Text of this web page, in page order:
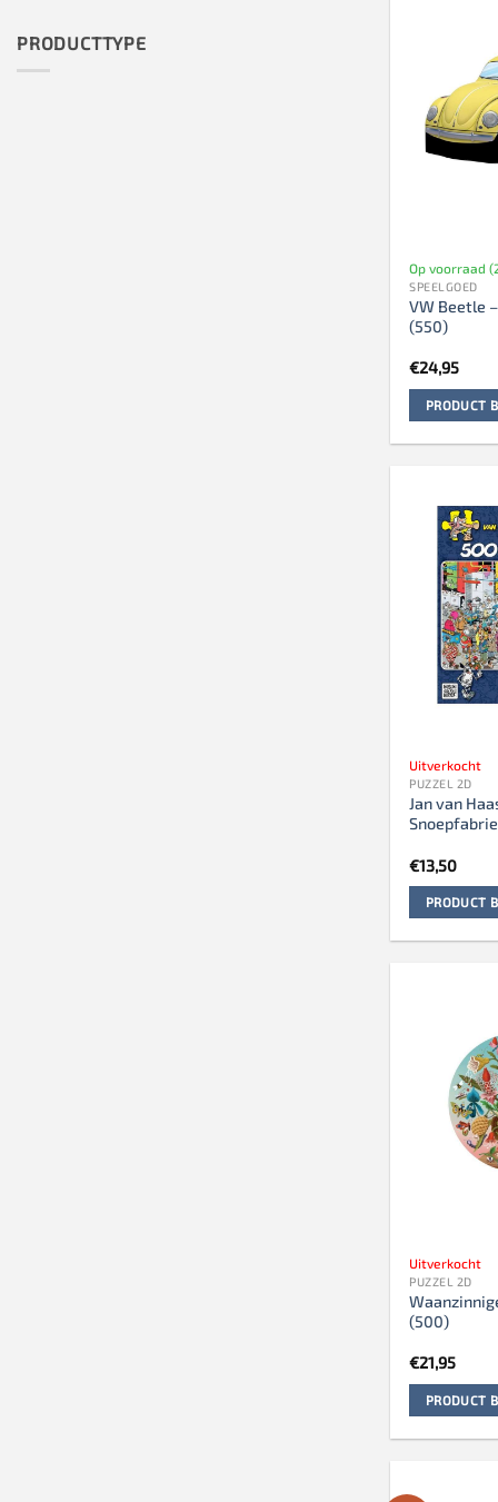
PRODUCTTYPE
Op voorraad
SPEELGOED
VW Beetle
(550)
€24,95
PRODUCT
Uitverkocht
PUZZEL 2D
Jan van
€13,50
PRODUCT
Uitverkocht
PUZZEL 2D
(500)
€21,95
PRODUCT